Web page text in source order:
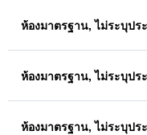
ห้องมาตรฐาน, ไม่ระบุปร
ห้องมาตรฐาน, ไม่ระบุปร
ห้องมาตรฐาน, ไม่ระบุปร